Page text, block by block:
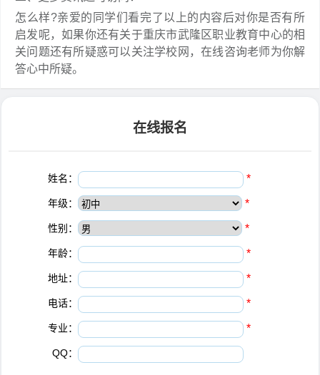
怎么样?亲爱的同学们看完了以上的内容后对你是否有所
启发呢，如果你还有关于重庆市武隆区职业教育中心的相
关问题还有所疑惑可以关注学校网，在线咨询老师为你解
答心中所疑。
在线报名
姓名： *
年级： *
性别： *
年龄： *
地址： *
电话： *
专业： *
QQ：